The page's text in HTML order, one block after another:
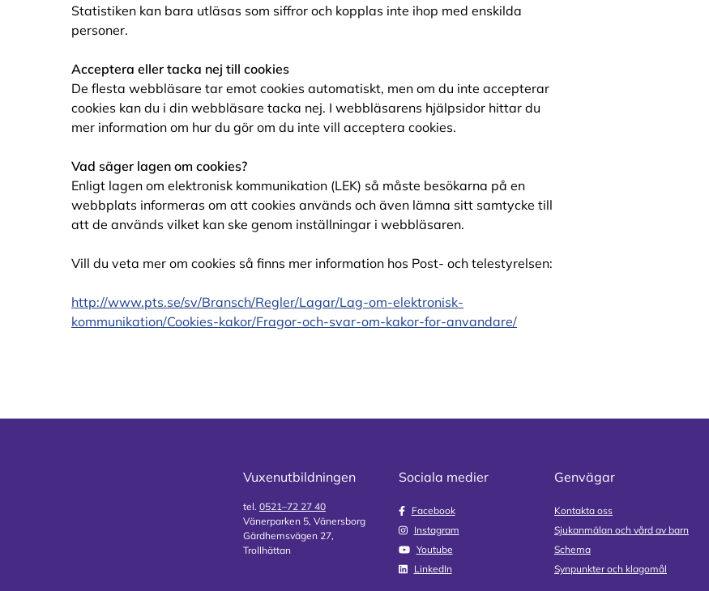
Statistiken kan bara utläsas som siffror och kopplas inte ihop med enskilda
personer.
Acceptera eller tacka nej till cookies
De flesta webbläsare tar emot cookies automatiskt, men om du inte accepterar
cookies kan du i din webbläsare tacka nej. I webbläsarens hjälpsidor hittar du
mer information om hur du gör om du inte vill acceptera cookies.
Vad säger lagen om cookies?
Enligt lagen om elektronisk kommunikation (LEK) så måste besökarna på en
webbplats informeras om att cookies används och även lämna sitt samtycke till
att de används vilket kan ske genom inställningar i webbläsaren.
Vill du veta mer om cookies så finns mer information hos Post- och telestyrelsen:
http://www.pts.se/sv/Bransch/Regler/Lagar/Lag-om-elektronisk-
kommunikation/Cookies-kakor/Fragor-och-svar-om-kakor-for-anvandare/
Vuxenutbildningen
tel. 0521–72 27 40
Vänerparken 5, Vänersborg
Gärdhemsvägen 27,
Trollhättan
Sociala medier
Facebook
Instagram
Youtube
LinkedIn
Genvägar
Kontakta oss
Sjukanmälan och vård av barn
Schema
Synpunkter och klagomål